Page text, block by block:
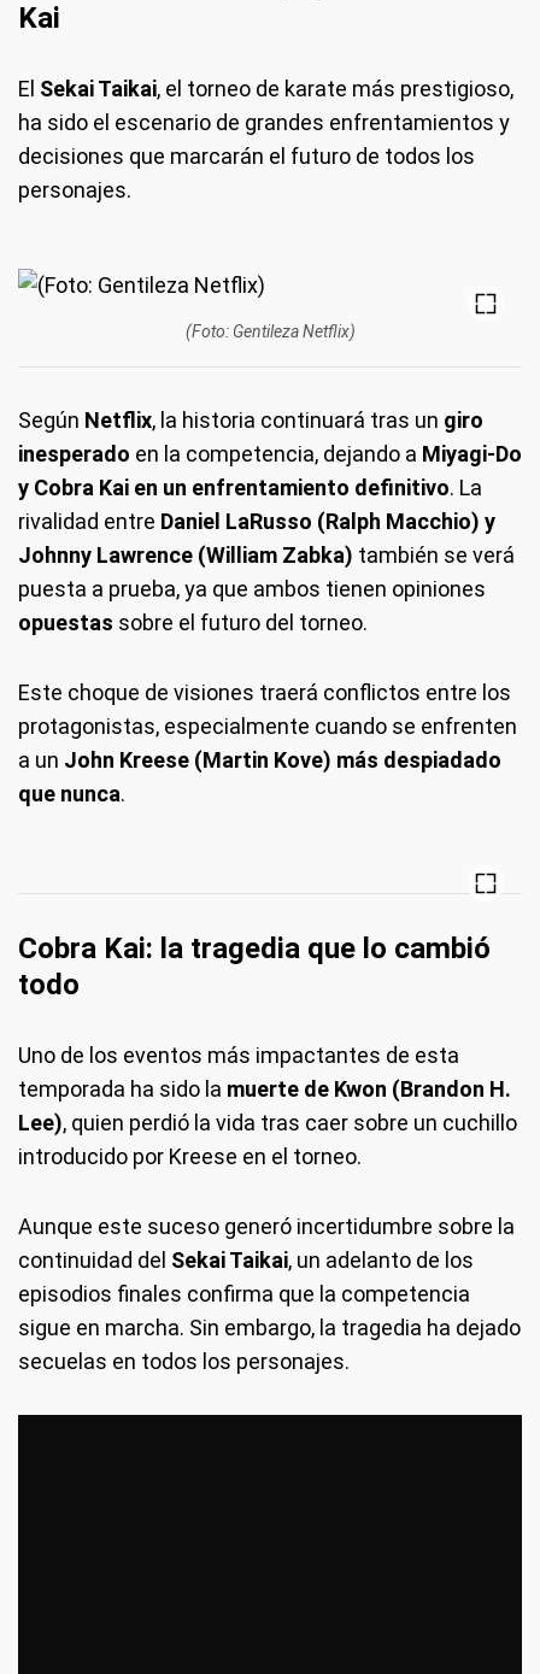
Kai
El Sekai Taikai, el torneo de karate más prestigioso,
ha sido el escenario de grandes enfrentamientos y
decisiones que marcarán el futuro de todos los
personajes.
(Foto: Gentileza Netflix)
Según Netflix, la historia continuará tras un giro
inesperado en la competencia, dejando a Miyagi-Do
y Cobra Kai en un enfrentamiento definitivo. La
rivalidad entre Daniel LaRusso (Ralph Macchio) y
Johnny Lawrence (William Zabka) también se verá
puesta a prueba, ya que ambos tienen opiniones
opuestas sobre el futuro del torneo.
Este choque de visiones traerá conflictos entre los
protagonistas, especialmente cuando se enfrenten
a un John Kreese (Martin Kove) más despiadado
que nunca.
Cobra Kai: la tragedia que lo cambió
todo
Uno de los eventos más impactantes de esta
temporada ha sido la muerte de Kwon (Brandon H.
Lee), quien perdió la vida tras caer sobre un cuchillo
introducido por Kreese en el torneo.
Aunque este suceso generó incertidumbre sobre la
continuidad del Sekai Taikai, un adelanto de los
episodios finales confirma que la competencia
sigue en marcha. Sin embargo, la tragedia ha dejado
secuelas en todos los personajes.